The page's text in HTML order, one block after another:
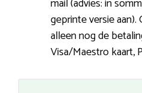
geprinte versie
alleen nog de
Visa/Maestro kaart,